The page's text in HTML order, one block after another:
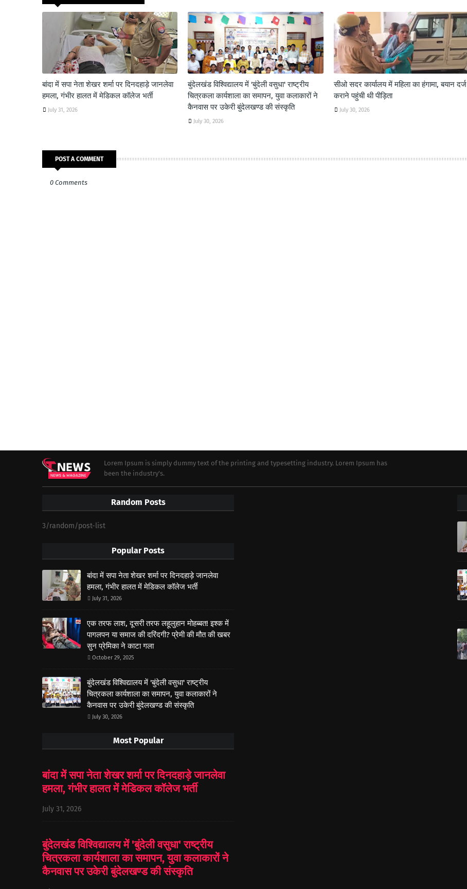
बांदा में सपा नेता शेखर शर्मा पर दिनदहाड़े जानलेवा
हमला, गंभीर हालत में मेडिकल कॉलेज भर्ती
July 31, 2026
बुंदेलखंड विश्विद्यालय में 'बुंदेली वसुधा' राष्ट्रीय
चित्रकला कार्यशाला का समापन, युवा कलाकारों ने
कैनवास पर उकेरी बुंदेलखण्ड की संस्कृति
July 30, 2026
सीओ सदर कार्यालय में महिला का हंगामा, बयान दर्ज
कराने पहुंची थी पीड़िता
July 30, 2026
POST A COMMENT
0 Comments
Lorem Ipsum is simply dummy text of the printing and typesetting industry. Lorem Ipsum has
been the industry's.
Random Posts
3/random/post-list
Popular Posts
बांदा में सपा नेता शेखर शर्मा पर दिनदहाड़े जानलेवा
हमला, गंभीर हालत में मेडिकल कॉलेज भर्ती
July 31, 2026
एक तरफ लाश, दूसरी तरफ लहूलुहान मोहब्बत! इश्क में
पागलपन या समाज की दरिंदगी? प्रेमी की मौत की खबर
सुन प्रेमिका ने काटा गला
October 29, 2025
बुंदेलखंड विश्विद्यालय में 'बुंदेली वसुधा' राष्ट्रीय
चित्रकला कार्यशाला का समापन, युवा कलाकारों ने
कैनवास पर उकेरी बुंदेलखण्ड की संस्कृति
July 30, 2026
Most Popular
बांदा में सपा नेता शेखर शर्मा पर दिनदहाड़े जानलेवा
हमला, गंभीर हालत में मेडिकल कॉलेज भर्ती
July 31, 2026
बुंदेलखंड विश्विद्यालय में 'बुंदेली वसुधा' राष्ट्रीय
चित्रकला कार्यशाला का समापन, युवा कलाकारों ने
कैनवास पर उकेरी बुंदेलखण्ड की संस्कृति